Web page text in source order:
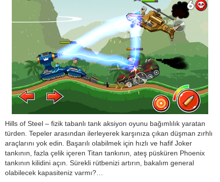
Hills of Steel – fizik tabanlı tank aksiyon oyunu bağımlılık yaratan
türden. Tepeler arasından ilerleyerek karşınıza çıkan düşman zırhlı
araçlarını yok edin. Başarılı olabilmek için hızlı ve hafif Joker
tankının, fazla çelik içeren Titan tankının, ateş püsküren Phoenix
tankının kilidini açın. Sürekli rütbenizi artırın, bakalım general
olabilecek kapasiteniz varmı?…